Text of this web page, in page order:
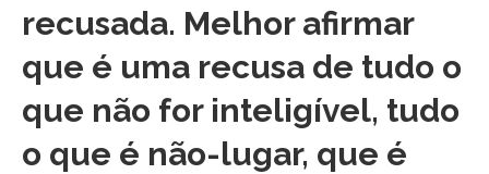
recusada. Melhor afirmar
que é uma recusa de tudo o
que não for inteligível, tudo
o que é não-lugar, que é